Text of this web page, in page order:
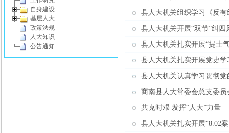
县人大机关组织学习《反
县人大机关开展“双节”纠
县人大机关扎实开展“提士
县人大机关扎实开展党史
县人大机关认真学习贯彻
商南县人大常委会总支委
共克时艰 发挥“人大”力量
县人大机关扎实开展“8.02
自身建设
基层人大
政策法规
人大知识
公告通知